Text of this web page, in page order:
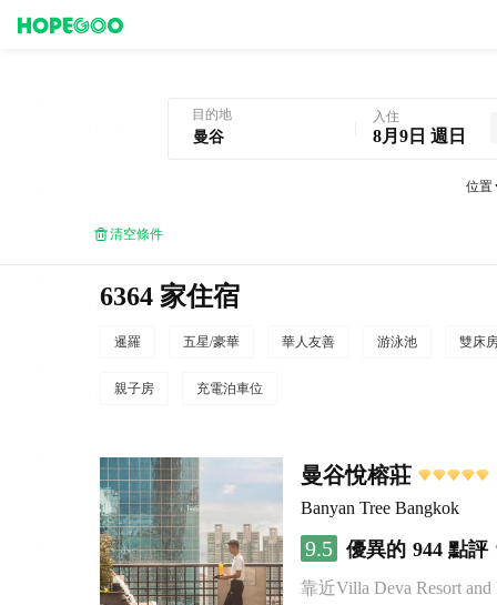
目的地 入住
8月9日 週日
位置
清空條件
6364 家住宿
暹羅 五星/豪華 華人友善 游泳池 雙床
親子房 充電泊車位
曼谷悅榕莊
Banyan Tree Bangkok
9.5 優異的 944 點評
靠近Villa Deva Resort and